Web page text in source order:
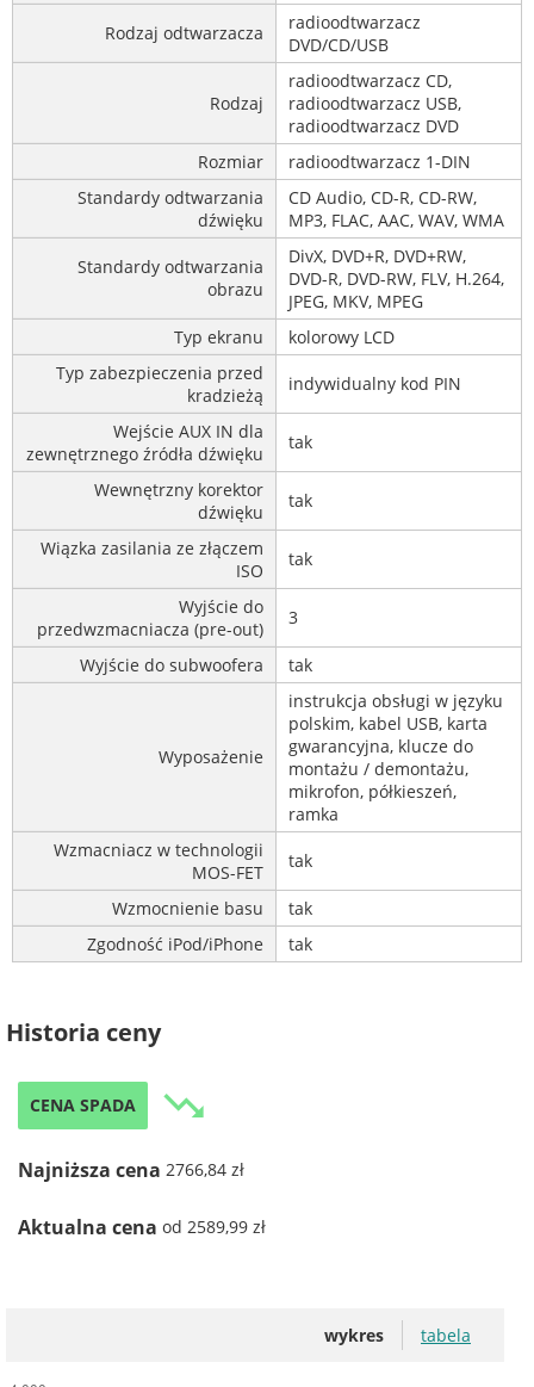
Rodzaj odtwarzacza
radioodtwarzacz
DVD/CD/USB
Rodzaj
radioodtwarzacz CD,
radioodtwarzacz USB,
radioodtwarzacz DVD
Rozmiar
radioodtwarzacz 1-DIN
Standardy odtwarzania
dźwięku
CD Audio, CD-R, CD-RW,
MP3, FLAC, AAC, WAV, WMA
Standardy odtwarzania
obrazu
DivX, DVD+R, DVD+RW,
DVD-R, DVD-RW, FLV, H.264,
JPEG, MKV, MPEG
Typ ekranu
kolorowy LCD
Typ zabezpieczenia przed
kradzieżą
indywidualny kod PIN
Wejście AUX IN dla
zewnętrznego źródła dźwięku
tak
Wewnętrzny korektor
dźwięku
tak
Wiązka zasilania ze złączem
ISO
tak
Wyjście do
przedwzmacniacza (pre-out)
3
Wyjście do subwoofera tak
Wyposażenie
instrukcja obsługi w języku
polskim, kabel USB, karta
gwarancyjna, klucze do
montażu / demontażu,
mikrofon, półkieszeń,
ramka
Wzmacniacz w technologii
MOS-FET
tak
Wzmocnienie basu
tak
Zgodność iPod/iPhone
tak
Historia ceny
CENA SPADA trending_down
Najniższa cena 2766,84 zł
Aktualna cena od 2589,99 zł
wykres tabela